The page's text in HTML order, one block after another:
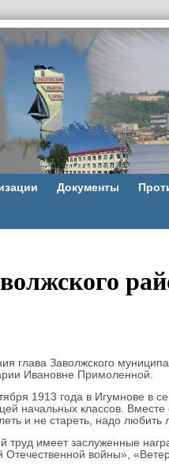
Документы
глава Заволжского
Ивановне Примоленной.
1913 года в Игумнове в
начальных классов.
и не стареть, надо любить
имеет заслуженные
Отечественной войны»,